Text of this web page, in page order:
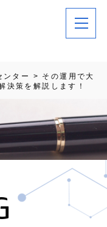
ンター > その運用で大
決策を解説します！